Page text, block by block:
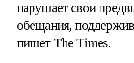
нарушает свои
обещания,
пишет The Times.